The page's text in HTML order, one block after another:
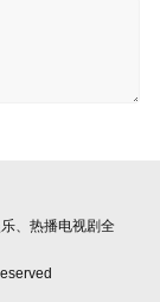
、热播电视剧全